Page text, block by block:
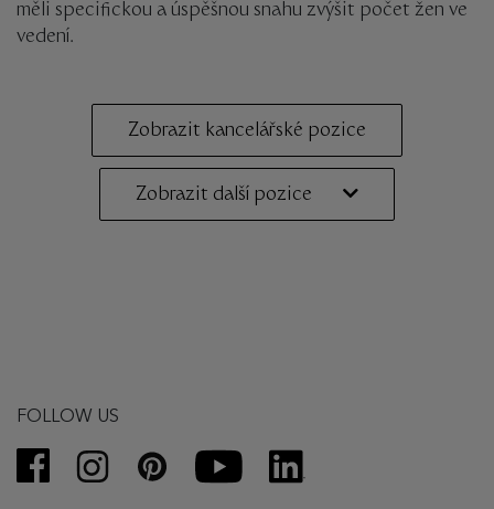
měli specifickou a úspěšnou snahu zvýšit počet žen ve
vedení.
Zobrazit kancelářské pozice
Zobrazit další pozice
FOLLOW US